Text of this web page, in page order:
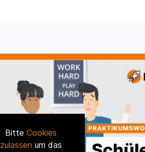
Bitte Cookies
zulassen um das